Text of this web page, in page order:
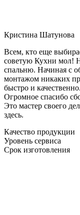
Кристина Шатунова
Всем, кто еще
советую Кухни мол!
спальню. Начиная с
монтажом никаких
быстро и
Огромное спасибо
Это мастер своего
здесь.
Качество продукции
Уровень сервиса
Срок изготовления